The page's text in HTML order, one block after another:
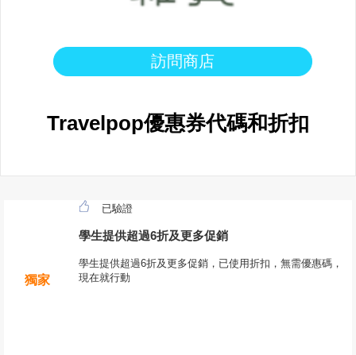
訪問商店
Travelpop優惠券代碼和折扣
獨家
已驗證
學生提供超過6折及更多促銷
學生提供超過6折及更多促銷，已使用折扣，無需優惠碼，
現在就行動